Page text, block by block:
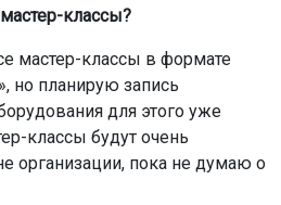
классы?
мастер-классы в формате
но планирую запись
для этого уже
классы будут очень
организации, пока не думаю о